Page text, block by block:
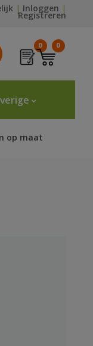
|Inloggen |
Registreren
0 0
op maat